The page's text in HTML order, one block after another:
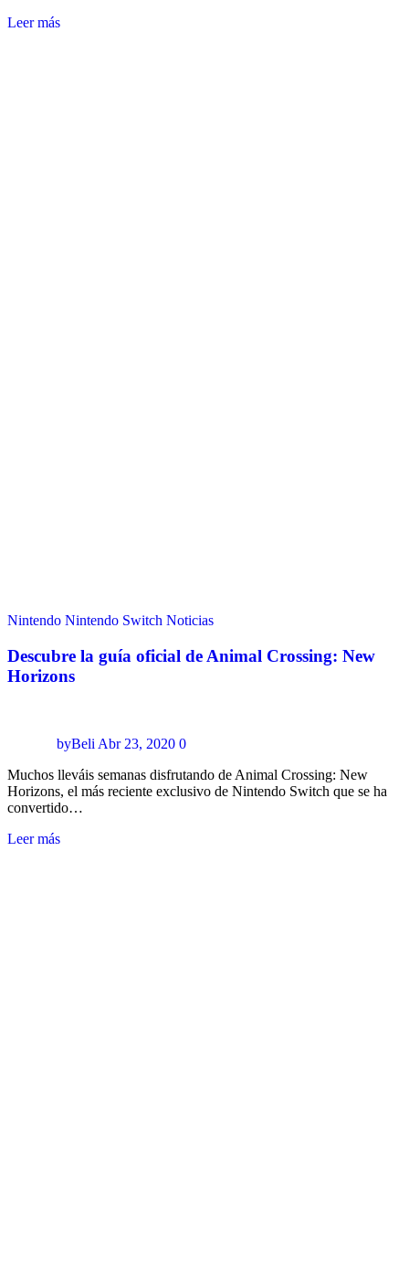
Leer más
Nintendo Nintendo Switch Noticias
Descubre la guía oficial de Animal Crossing: New
Horizons
byBeliAbr 23, 2020 0
Muchos lleváis semanas disfrutando de Animal Crossing: New
Horizons, el más reciente exclusivo de Nintendo Switch que se ha
convertido…
Leer más